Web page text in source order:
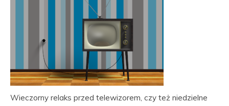
Wieczorny relaks przed telewizorem, czy też niedzielne